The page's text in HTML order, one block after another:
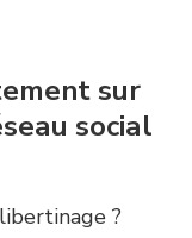
sur
social
?